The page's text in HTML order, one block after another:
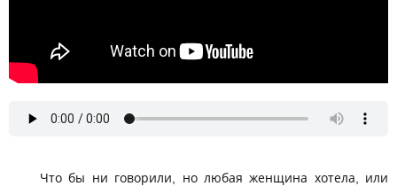
Что бы ни говорили, но любая женщина хотела, или